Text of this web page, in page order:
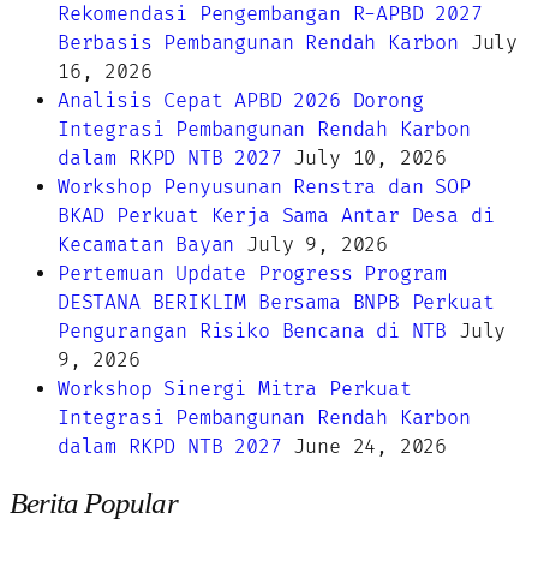
Rekomendasi Pengembangan R-APBD 2027
Berbasis Pembangunan Rendah Karbon July
16, 2026
Analisis Cepat APBD 2026 Dorong
Integrasi Pembangunan Rendah Karbon
dalam RKPD NTB 2027 July 10, 2026
Workshop Penyusunan Renstra dan SOP
BKAD Perkuat Kerja Sama Antar Desa di
Kecamatan Bayan July 9, 2026
Pertemuan Update Progress Program
DESTANA BERIKLIM Bersama BNPB Perkuat
Pengurangan Risiko Bencana di NTB July
9, 2026
Workshop Sinergi Mitra Perkuat
Integrasi Pembangunan Rendah Karbon
dalam RKPD NTB 2027 June 24, 2026
Berita Popular